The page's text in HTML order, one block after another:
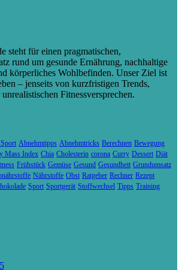
steht für einen pragmatischen,
rund um gesunde Ernährung, nachhaltige
körperliches Wohlbefinden. Unser Ziel ist
– jenseits von kurzfristigen Trends,
Fitnessversprechen.
Abnehmtipps Abnehmtricks Berechnen Bewegung
Mass Index Chia Cholesterin corona Curry Dessert Diät
Frühstück Gemüse Gesund Gesundheit Grundumsatz
Nährstoffe Obst Ratgeber Rechner Rezept
Sport Sportgerät Stoffwechsel Tipps Training